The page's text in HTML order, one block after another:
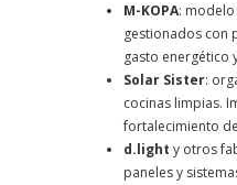
M-KOPA:
gestionados con
gasto energético
Solar Sister:
cocinas limpias.
fortalecimiento
d.light y otros
paneles y